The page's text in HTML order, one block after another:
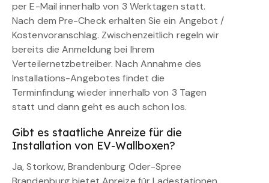
per E-Mail innerhalb von 3 Werktagen statt.
Nach dem Pre-Check erhalten Sie ein Angebot /
Kostenvoranschlag. Zwischenzeitlich regeln wir
bereits die Anmeldung bei Ihrem
Verteilernetzbetreiber. Nach Annahme des
Installations-Angebotes findet die
Terminfindung wieder innerhalb von 3 Tagen
statt und dann geht es auch schon los.
Gibt es staatliche Anreize für die
Installation von EV-Wallboxen?
Ja, Storkow, Brandenburg Oder-Spree